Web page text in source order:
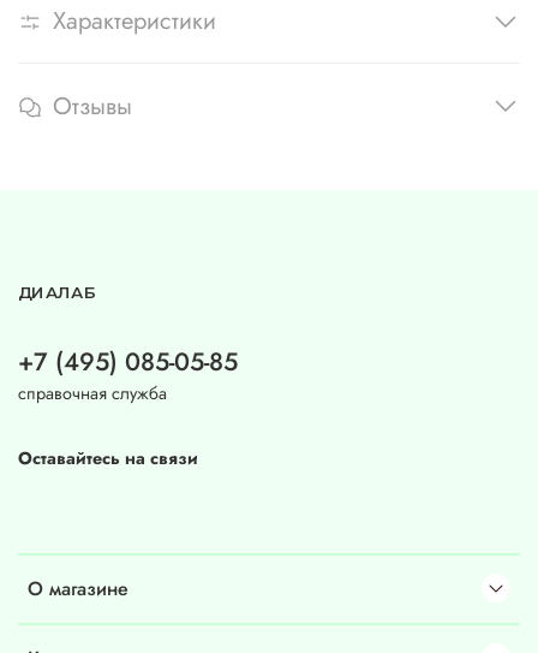
Характеристики
Отзывы
О магазине
ДИАЛАБ
+7 (495) 085-05-85
справочная служба
Оставайтесь на связи